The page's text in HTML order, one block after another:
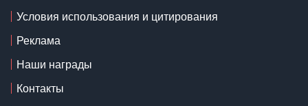
Условия использования и цитирования
Реклама
Наши награды
Контакты